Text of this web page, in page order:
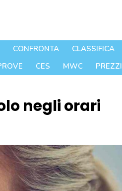
CONFRONTA CLASSIFICA
CES MWC PREZZI
negli orari